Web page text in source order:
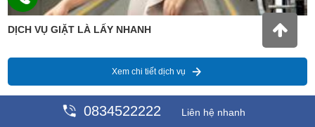
DỊCH VỤ GIẶT LÀ LẤY NHANH
Xem chi tiết dịch vụ
0834522222 Liên hệ nhanh